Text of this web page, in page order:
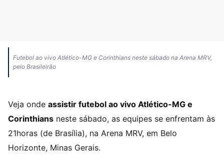
Futebol ao vivo Atlético-MG e Corinthians neste sábado na Arena MRV,
pelo Brasileirão
Veja onde assistir futebol ao vivo Atlético-MG e
Corinthians neste sábado, as equipes se enfrentam às
21horas (de Brasília), na Arena MRV, em Belo
Horizonte, Minas Gerais.